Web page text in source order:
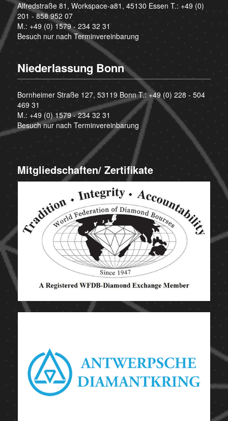
Alfredstraße 81, Workspace-a81, 45130 Essen T.: +49 (0)
201 - 858 952 07
M.: +49 (0) 1579 - 234 32 31
Besuch nur nach Terminvereinbarung
Niederlassung Bonn
Bornheimer Straße 127, 53119 Bonn T.:+49 (0) 228 - 504
469 31
M.: +49 (0) 1579 - 234 32 31
Besuch nur nach Terminvereinbarung
Mitgliedschaften/ Zertifikate